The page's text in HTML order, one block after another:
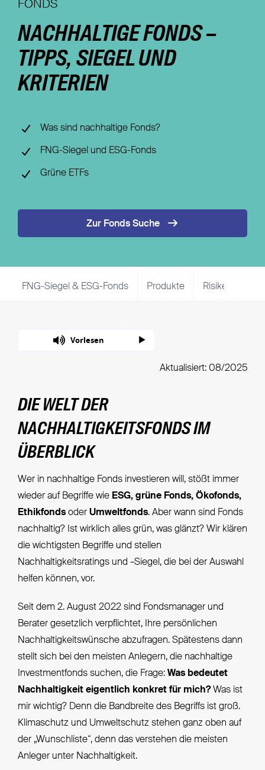
Magazin
FONDS
NACHHALTIGE FONDS –
TIPPS, SIEGEL UND
KRITERIEN
Was sind nachhaltige Fonds?
FNG-Siegel und ESG-Fonds
Grüne ETFs
Zur Fonds Suche
FNG-Siegel & ESG-Fonds Produkte Risiken
Vorlesen
Aktualisiert: 08/2025
DIE WELT DER
NACHHALTIGKEITSFONDS IM
ÜBERBLICK
Wer in nachhaltige Fonds investieren will, stößt immer
wieder auf Begriffe wie ESG, grüne Fonds, Ökofonds,
Ethikfondsoder Umweltfonds. Aber wann sind Fonds
nachhaltig? Ist wirklich alles grün, was glänzt? Wir klären
die wichtigsten Begriffe und stellen
Nachhaltigkeitsratings und –Siegel, die bei der Auswahl
helfen können, vor.
Seit dem 2. August 2022 sind Fondsmanager und
Berater gesetzlich verpflichtet, Ihre persönlichen
Nachhaltigkeitswünsche abzufragen. Spätestens dann
stellt sich bei den meisten Anlegern, die nachhaltige
Investmentfonds suchen, die Frage: Was bedeutet
Nachhaltigkeit eigentlich konkret für mich?Was ist
mir wichtig? Denn die Bandbreite des Begriffs ist groß.
Klimaschutz und Umweltschutz stehen ganz oben auf
der „Wunschliste“, denn das verstehen die meisten
Anleger unter Nachhaltigkeit.